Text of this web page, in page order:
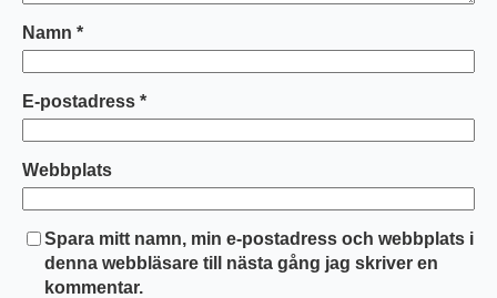
Namn *
E-postadress *
Webbplats
Spara mitt namn, min e-postadress och webbplats i
denna webbläsare till nästa gång jag skriver en
kommentar.